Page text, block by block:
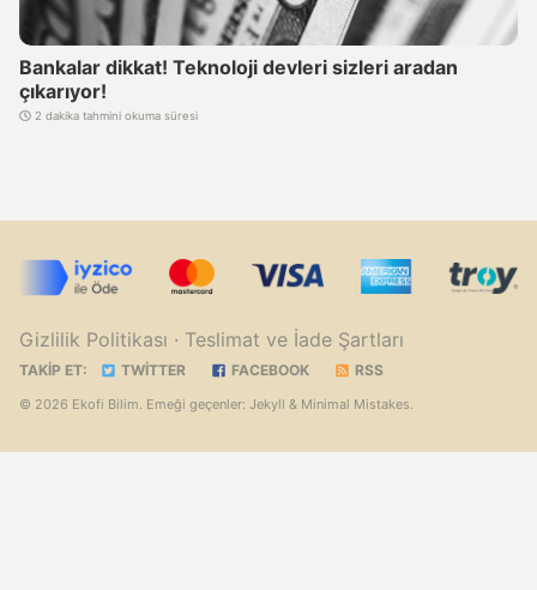
Bankalar dikkat! Teknoloji devleri sizleri aradan
çıkarıyor!
2 dakika tahmini okuma süresi
Gizlilik Politikası · Teslimat ve İade Şartları
TAKIP ET: TWITTER FACEBOOK RSS
© 2026 Ekofi Bilim. Emeği geçenler: Jekyll & Minimal Mistakes.
Artık Substack'tayız. Yeni haberler için abone olmayı